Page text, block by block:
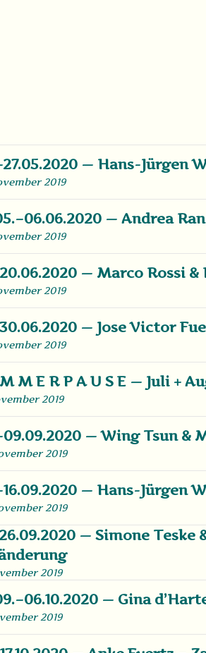
— Hans-Jürgen
2019
— Andrea
2019
— Marco Rossi
2019
— Jose Victor
2019
M E R P A U S E — Juli +
2019
— Wing Tsun &
2019
— Hans-Jürgen
2019
— Simone
2019
— Gina
2019